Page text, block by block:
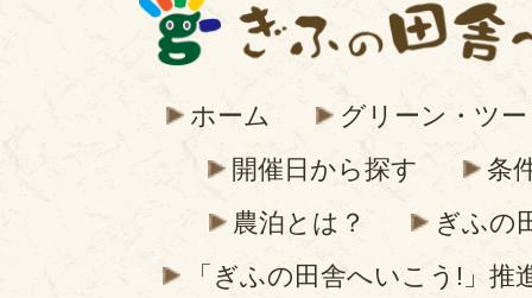
ホーム
グリーン・ツ
開催日から探す
条
農泊とは？
ぎふの
「ぎふの田舎へいこう!」推